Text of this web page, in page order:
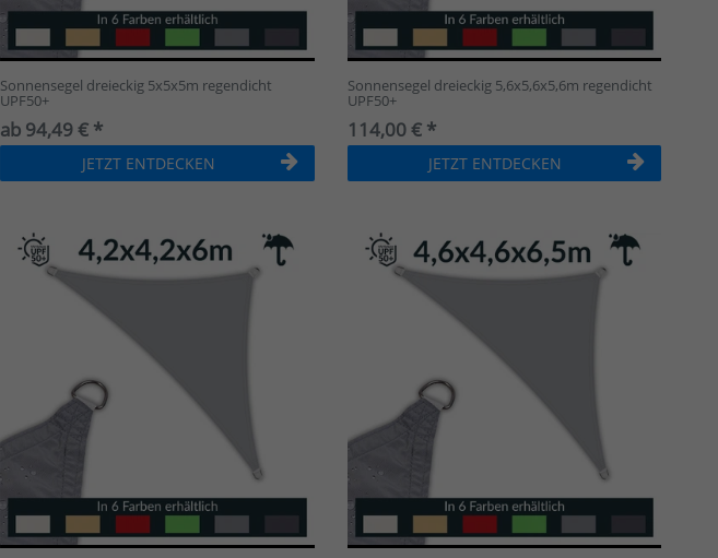
Sonnensegel dreieckig 5x5x5m regendicht
UPF50+
ab 94,49 € *
JETZT ENTDECKEN
Sonnensegel dreieckig 5,6x5,6x5,6m regendicht
UPF50+
114,00 € *
JETZT ENTDECKEN